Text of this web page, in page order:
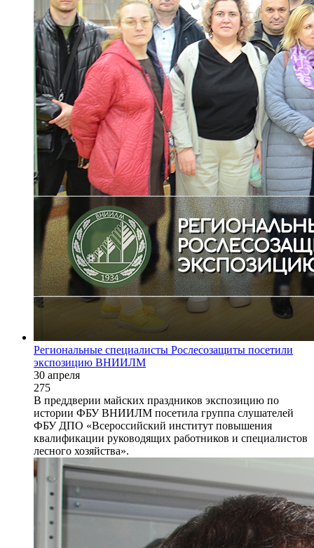
Региональные специалисты Рослесозащиты посетили
экспозицию ВНИИЛМ
30 апреля
275
В преддверии майских праздников экспозицию по
истории ФБУ ВНИИЛМ посетила группа слушателей
ФБУ ДПО «Всероссийский институт повышения
квалификации руководящих работников и специалистов
лесного хозяйства».